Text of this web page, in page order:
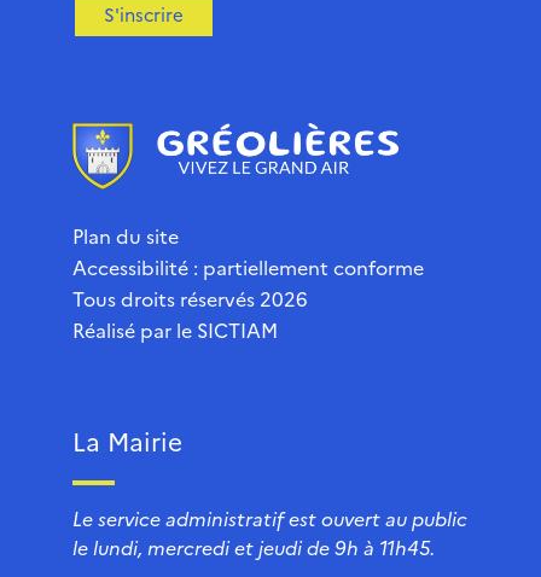
S'inscrire
Plan du site
Accessibilité : partiellement conforme
Tous droits réservés 2026
Réalisé par le SICTIAM
La Mairie
Le service administratif est ouvert au public
le lundi, mercredi et jeudi de 9h à 11h45.